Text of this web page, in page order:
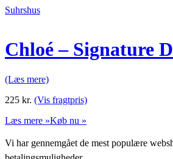
Suhrshus
Chloé – Signature
(Læs mere)
225 kr. (Vis fragtpris)
Læs mere »Køb nu »
Vi har gennemgået de mest populære